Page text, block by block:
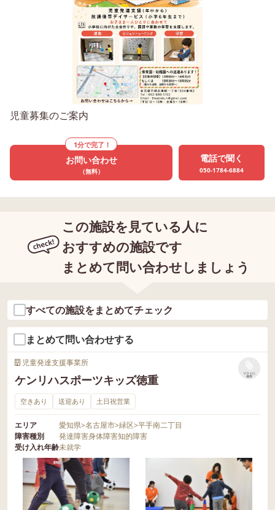
児童募集のご案内
1分で完了！
お問い合わせ
（無料）
電話で聞く
050-1784-6884
この施設を見ている人に
おすすめの施設です
まとめて問い合わせしましょう
すべての施設をまとめてチェック
まとめて問い合わせする
児童発達支援事業所
ケンリハスポーツキッズ徳重
リストに
保存
空きあり 送迎あり 土日祝営業
エリア 愛知県>名古屋市>緑区>平手南二丁目
障害種別
発達障害身体障害知的障害
受け入れ年齢未就学